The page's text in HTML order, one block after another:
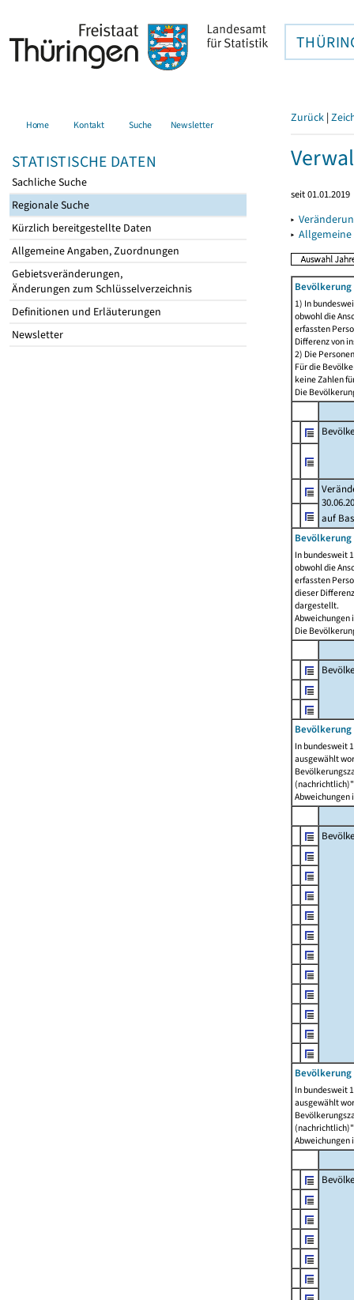
Home Kontakt Suche Newsletter
STATISTISCHE DATEN
Sachliche Suche
Regionale Suche
Kürzlich bereitgestellte Daten
Allgemeine Angaben, Zuordnungen
Gebietsveränderungen,
Änderungen zum Schlüsselverzeichnis
Definitionen und Erläuterungen
Newsletter
Zurück |
seit 01.01.2019
▸
▸
1) In
obwohl die
erfassten
Differenz von
2) Die
Für die
keine Zahlen
Die
auf
Bevölkerung
In bundesweit
obwohl die
erfassten
dieser
dargestellt.
Abweichungen
Die
In bundesweit
ausgewählt
Abweichungen
In bundesweit
ausgewählt
Abweichungen